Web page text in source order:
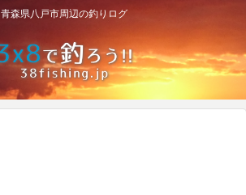
青森県八戸市周辺の釣りログ